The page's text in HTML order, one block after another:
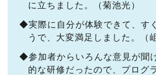
に立ちました。（菊池光）
◆実際に自分が体験できて、す
うで、大変満足しました。（
◆参加者からいろんな意見が聞
的な研修だったので、プログ